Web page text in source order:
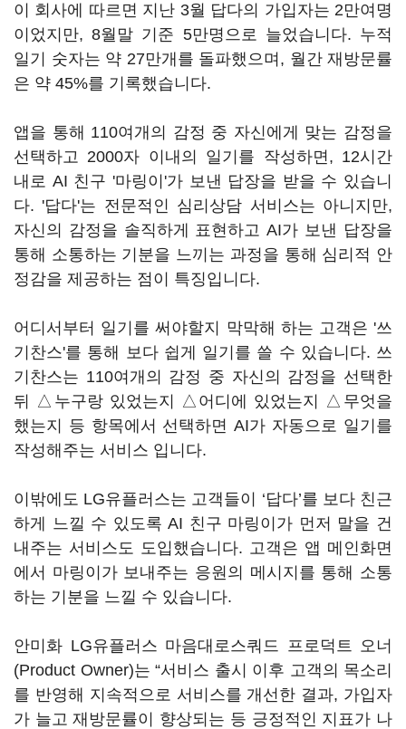
이 회사에 따르면 지난 3월 답다의 가입자는 2만여명
이었지만, 8월말 기준 5만명으로 늘었습니다. 누적
일기 숫자는 약 27만개를 돌파했으며, 월간 재방문률
은 약 45%를 기록했습니다.
앱을 통해 110여개의 감정 중 자신에게 맞는 감정을
선택하고 2000자 이내의 일기를 작성하면, 12시간
내로 AI 친구 '마링이'가 보낸 답장을 받을 수 있습니
다. '답다'는 전문적인 심리상담 서비스는 아니지만,
자신의 감정을 솔직하게 표현하고 AI가 보낸 답장을
통해 소통하는 기분을 느끼는 과정을 통해 심리적 안
정감을 제공하는 점이 특징입니다.
어디서부터 일기를 써야할지 막막해 하는 고객은 '쓰
기찬스'를 통해 보다 쉽게 일기를 쓸 수 있습니다. 쓰
기찬스는 110여개의 감정 중 자신의 감정을 선택한
뒤 △누구랑 있었는지 △어디에 있었는지 △무엇을
했는지 등 항목에서 선택하면 AI가 자동으로 일기를
작성해주는 서비스 입니다.
이밖에도 LG유플러스는 고객들이 ‘답다’를 보다 친근
하게 느낄 수 있도록 AI 친구 마링이가 먼저 말을 건
내주는 서비스도 도입했습니다. 고객은 앱 메인화면
에서 마링이가 보내주는 응원의 메시지를 통해 소통
하는 기분을 느낄 수 있습니다.
안미화 LG유플러스 마음대로스쿼드 프로덕트 오너
(Product Owner)는 “서비스 출시 이후 고객의 목소리
를 반영해 지속적으로 서비스를 개선한 결과, 가입자
가 늘고 재방문률이 향상되는 등 긍정적인 지표가 나